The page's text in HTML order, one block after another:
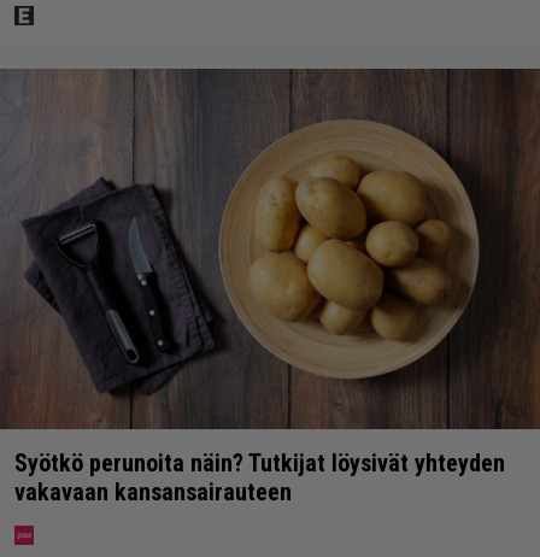
Syötkö perunoita näin? Tutkijat löysivät yhteyden
vakavaan kansansairauteen